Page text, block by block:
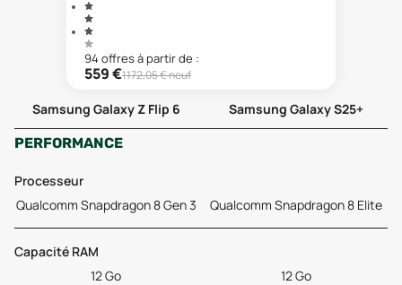
94 offresà partir de :
559€1172,05€ neuf
Samsung Galaxy Z Flip 6
Samsung Galaxy S25+
PERFORMANCE
Processeur
Qualcomm Snapdragon 8 Gen 3
Qualcomm Snapdragon 8 Elite
Capacité RAM
12 Go
12 Go